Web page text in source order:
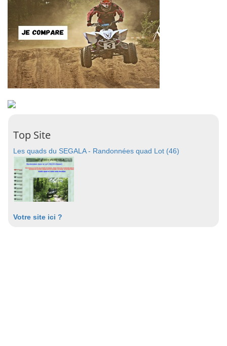
Top Site
Les quads du SEGALA - Randonnées quad Lot (46)
Votre site ici ?